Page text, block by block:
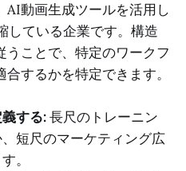
AI動画生成ツールを活用し
している企業です。構造
ことで、特定のワークフ
するかを特定できます。
する:長尺のトレーニン
短尺のマーケティング広
。